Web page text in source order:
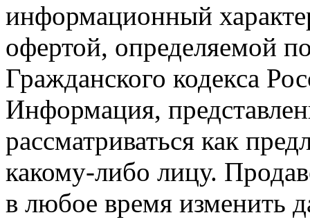
информационный
офертой, определяемой
Гражданского кодекса
Информация,
рассматриваться как
какому-либо лицу.
в любое время изменить